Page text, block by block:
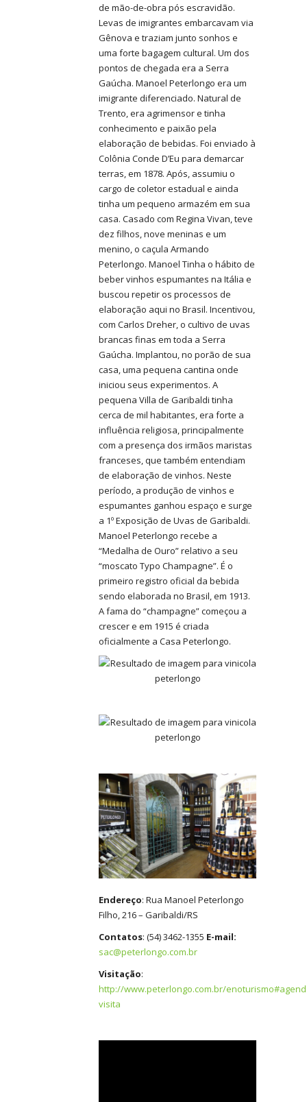
de mão-de-obra pós escravidão.
Levas de imigrantes embarcavam via
Gênova e traziam junto sonhos e
uma forte bagagem cultural. Um dos
pontos de chegada era a Serra
Gaúcha. Manoel Peterlongo era um
imigrante diferenciado. Natural de
Trento, era agrimensor e tinha
conhecimento e paixão pela
elaboração de bebidas. Foi enviado à
Colônia Conde D’Eu para demarcar
terras, em 1878. Após, assumiu o
cargo de coletor estadual e ainda
tinha um pequeno armazém em sua
casa. Casado com Regina Vivan, teve
dez filhos, nove meninas e um
menino, o caçula Armando
Peterlongo. Manoel Tinha o hábito de
beber vinhos espumantes na Itália e
buscou repetir os processos de
elaboração aqui no Brasil. Incentivou,
com Carlos Dreher, o cultivo de uvas
brancas finas em toda a Serra
Gaúcha. Implantou, no porão de sua
casa, uma pequena cantina onde
iniciou seus experimentos. A
pequena Villa de Garibaldi tinha
cerca de mil habitantes, era forte a
influência religiosa, principalmente
com a presença dos irmãos maristas
franceses, que também entendiam
de elaboração de vinhos. Neste
período, a produção de vinhos e
espumantes ganhou espaço e surge
a 1º Exposição de Uvas de Garibaldi.
Manoel Peterlongo recebe a
“Medalha de Ouro” relativo a seu
“moscato Typo Champagne”. É o
primeiro registro oficial da bebida
sendo elaborada no Brasil, em 1913.
A fama do “champagne” começou a
crescer e em 1915 é criada
oficialmente a Casa Peterlongo.
Endereço: Rua Manoel Peterlongo
Filho, 216 – Garibaldi/RS
Contatos: (54) 3462-1355 E-mail:
sac@peterlongo.com.br
Visitação:
http://www.peterlongo.com.br/
visita